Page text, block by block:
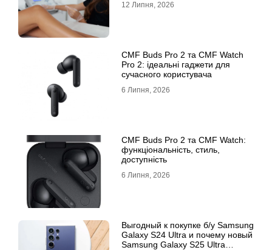
12 Липня, 2026
CMF Buds Pro 2 та CMF Watch
Pro 2: ідеальні гаджети для
сучасного користувача
6 Липня, 2026
CMF Buds Pro 2 та CMF Watch:
функціональність, стиль,
доступність
6 Липня, 2026
Выгодный к покупке б/у Samsung
Galaxy S24 Ultra и почему новый
Samsung Galaxy S25 Ultra